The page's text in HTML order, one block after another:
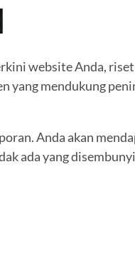
website Anda,
yang mendukung
Anda akan
ada yang